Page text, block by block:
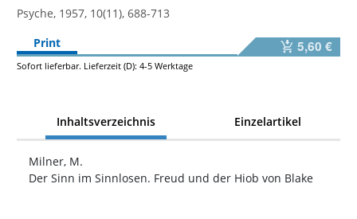
Psyche, 1957, 10(11), 688-713
Print
5,60 €
Sofort lieferbar. Lieferzeit (D): 4-5 Werktage
Inhaltsverzeichnis Einzelartikel
Milner, M.
Der Sinn im Sinnlosen. Freud und der Hiob von Blake